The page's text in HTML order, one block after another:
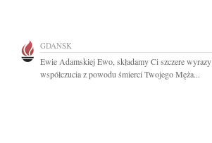
GDAŃSK
Ewie Adamskiej Ewo, składamy Ci szczere wyrazy
współczucia z powodu śmierci Twojego Męża...